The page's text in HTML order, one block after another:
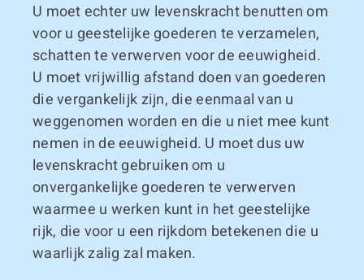
U moet echter uw levenskracht benutten om
voor u geestelijke goederen te verzamelen,
schatten te verwerven voor de eeuwigheid.
U moet vrijwillig afstand doen van goederen
die vergankelijk zijn, die eenmaal van u
weggenomen worden en die u niet mee kunt
nemen in de eeuwigheid. U moet dus uw
levenskracht gebruiken om u
onvergankelijke goederen te verwerven
waarmee u werken kunt in het geestelijke
rijk, die voor u een rijkdom betekenen die u
waarlijk zalig zal maken.